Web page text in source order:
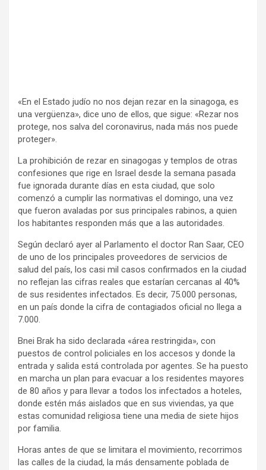
«En el Estado judío no nos dejan rezar en la sinagoga, es
una vergüenza», dice uno de ellos, que sigue: «Rezar nos
protege, nos salva del coronavirus, nada más nos puede
proteger».
La prohibición de rezar en sinagogas y templos de otras
confesiones que rige en Israel desde la semana pasada
fue ignorada durante días en esta ciudad, que solo
comenzó a cumplir las normativas el domingo, una vez
que fueron avaladas por sus principales rabinos, a quien
los habitantes responden más que a las autoridades.
Según declaró ayer al Parlamento el doctor Ran Saar, CEO
de uno de los principales proveedores de servicios de
salud del país, los casi mil casos confirmados en la ciudad
no reflejan las cifras reales que estarían cercanas al 40%
de sus residentes infectados. Es decir, 75.000 personas,
en un país donde la cifra de contagiados oficial no llega a
7.000.
Bnei Brak ha sido declarada «área restringida», con
puestos de control policiales en los accesos y donde la
entrada y salida está controlada por agentes. Se ha puesto
en marcha un plan para evacuar a los residentes mayores
de 80 años y para llevar a todos los infectados a hoteles,
donde estén más aislados que en sus viviendas, ya que
estas comunidad religiosa tiene una media de siete hijos
por familia.
Horas antes de que se limitara el movimiento, recorrimos
las calles de la ciudad, la más densamente poblada de